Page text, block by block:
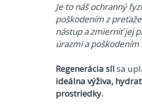
Je to náš ochranný
poškodením z
nástup a zmierniť jej
úrazmi a poškodením
Regenerácia síl sa
ideálna výživa,
prostriedky.